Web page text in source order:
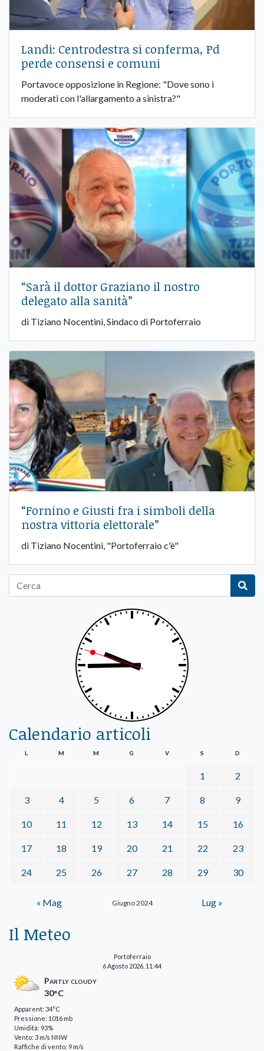
Landi: Centrodestra si conferma, Pd
perde consensi e comuni
Portavoce opposizione in Regione: "Dove sono i
moderati con l'allargamento a sinistra?"
“Sarà il dottor Graziano il nostro
delegato alla sanità”
di Tiziano Nocentini, Sindaco di Portoferraio
“Fornino e Giusti fra i simboli della
nostra vittoria elettorale”
di Tiziano Nocentini, "Portoferraio c'è"
Calendario articoli
Giugno 2024
L M M G V S D
1 2
3 4 5 6 7 8 9
10 11 12 13 14 15 16
17 18 19 20 21 22 23
24 25 26 27 28 29 30
« Mag Lug »
Il Meteo
Portoferraio
6 Agosto 2026, 11:44
Partly cloudy
30°C
Apparent: 34°C
Pressione: 1016 mb
Umidità: 93%
Vento: 3 m/s NNW
Raffiche di vento: 9 m/s